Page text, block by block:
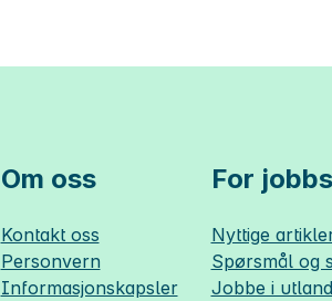
Om oss
Kontakt oss
Personvern
Informasjonskapsler
For
Nyttige
Spørsmål og
Jobbe i